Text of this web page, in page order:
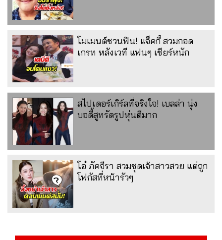
โมเมนต์ชวนฟิน! แจ็คกี้ สวมกอด
เกรท หลังเวที แฟนๆ เชียร์หนัก
สไปเดอร์เกิร์ลที่จริงใจ! เบลล่า นุ่ง
บอดี้สูทรัดรูปหุ่นดีมาก
โอ๋ ภัคจีรา สวมชุดเจ้าสาวสวย แต่ถูก
โฟกัสที่หน้ารัวๆ